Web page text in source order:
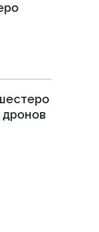
дронов